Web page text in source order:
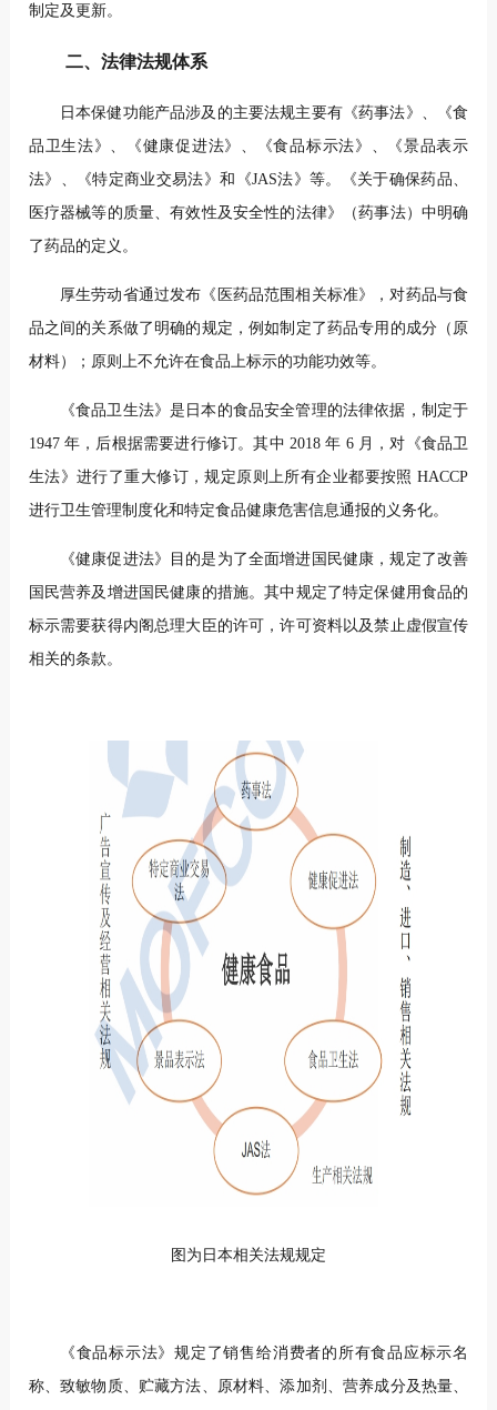
制定及更新。
二、法律法规体系
日本保健功能产品涉及的主要法规主要有《药事法》、《食
品卫生法》、《健康促进法》、《食品标示法》、《景品表示
法》、《特定商业交易法》和《JAS法》等。
《关于确保药品、
医疗器械等的质量、有效性及安全性的法律》（药事法）中明确
了药品的定义。
厚生劳动省通过发布《医药品范围相关标准》，对药品与食
品之间的关系做了明确的规定，例如制定了药品专用的成分（原
材料）；原则上不允许在食品上标示的功能功效等。
《食品卫生法》是日本的食品安全管理的法律依据，制定于
1947 年，后根据需要进行修订。其中 2018 年 6 月，对《食品卫
生法》进行了重大修订，规定原则上所有企业都要按照 HACCP
进行卫生管理制度化和特定食品健康危害信息通报的义务化。
《健康促进法》目的是为了全面增进国民健康，规定了改善
国民营养及增进国民健康的措施。其中规定了特定保健用食品的
标示需要获得内阁总理大臣的许可，许可资料以及禁止虚假宣传
相关的条款。
图为日本相关法规规定
《食品标示法》规定了销售给消费者的所有食品应标示名
称、致敏物质、贮藏方法、原材料、添加剂、营养成分及热量、